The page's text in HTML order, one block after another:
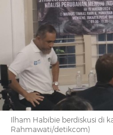
R80
Dicoret
dari
PSN
Ilham Habibie berdiskusi di
Rahmawati/detikcom)